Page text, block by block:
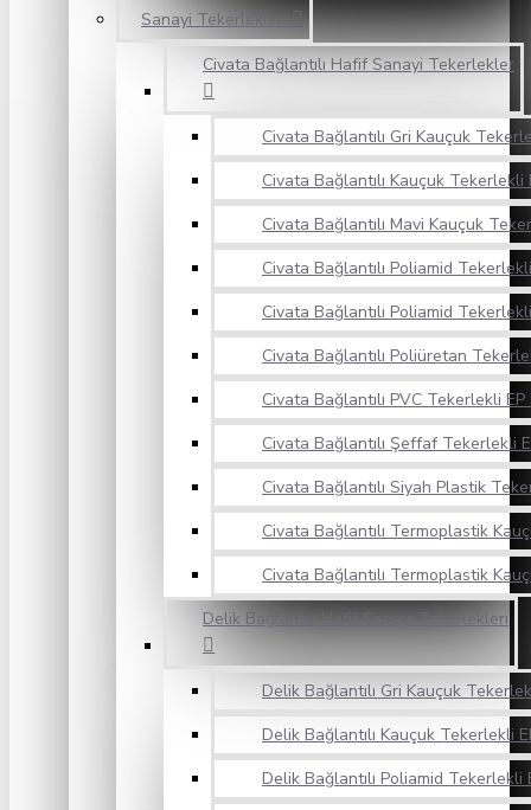
Sanayi Tekerlekleri
Civata Bağlantılı Hafif Sanayi Tekerlekler
Civata Bağlantılı Gri Kauçuk
Civata Bağlantılı Kauçuk Tekerlekli
Civata Bağlantılı Mavi Kauçuk
Civata Bağlantılı Poliamid
Civata Bağlantılı Poliamid
Civata Bağlantılı Poliüretan
Civata Bağlantılı PVC Tekerlekli EP
Civata Bağlantılı Şeffaf Tekerlekli
Civata Bağlantılı Siyah Plastik
Civata Bağlantılı Termoplastik
Civata Bağlantılı Termoplastik
Delik Bağlantılı Hafif Sanayi Tekerlekleri
Delik Bağlantılı Gri Kauçuk
Delik Bağlantılı Kauçuk Tekerlekli
Delik Bağlantılı Poliamid Tekerlekli